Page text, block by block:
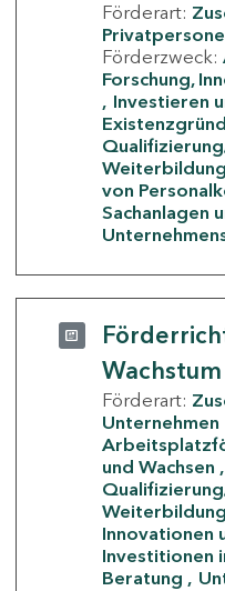
Förderart:
Förderzweck:
Forschung,
Investieren
von
Sachanlagen
Wachstum
Förderart:
Unternehmen
und Wachsen
Innovationen
Investitionen
Beratung